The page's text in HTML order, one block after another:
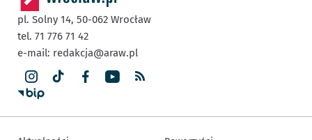
pl. Solny 14, 50-062 Wrocław
tel. 71 776 71 42
e-mail: redakcja@araw.pl